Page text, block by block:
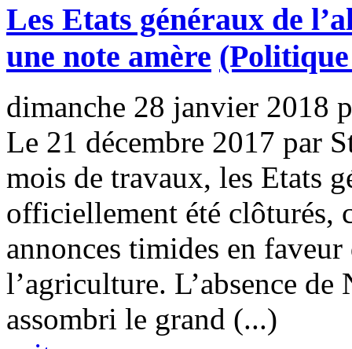
Les Etats généraux de
une note amère
dimanche 28 janvier 2018
Le 21 décembre 2017 par
mois de travaux, les Etats
officiellement été clôturés,
annonces timides en
l’agriculture. L’absence
assombri le grand (...)